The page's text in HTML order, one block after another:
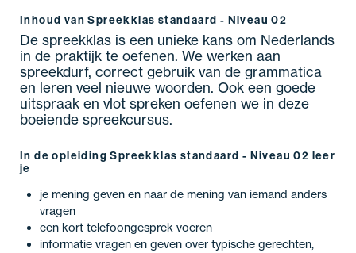
Inhoud van Spreekklas standaard - Niveau 02
De spreekklas is een unieke kans om Nederlands
in de praktijk te oefenen. We werken aan
spreekdurf, correct gebruik van de grammatica
en leren veel nieuwe woorden. Ook een goede
uitspraak en vlot spreken oefenen we in deze
boeiende spreekcursus.
In de opleiding Spreekklas standaard - Niveau 02 leer
je
je mening geven en naar de mening van iemand anders
vragen
een kort telefoongesprek voeren
informatie vragen en geven over typische gerechten,